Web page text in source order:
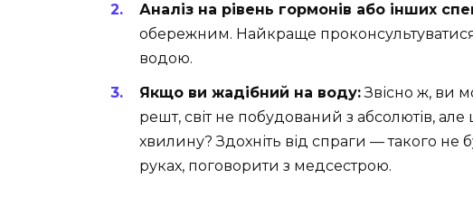
Аналіз на рівень гормонів або інших
обережним. Найкраще
водою.
Якщо ви жадібний на воду:Звісно ж, ви
решт, світ не побудований з абсолютів,
хвилину? Здохніть від спраги — такого
руках, поговорити з медсестрою.